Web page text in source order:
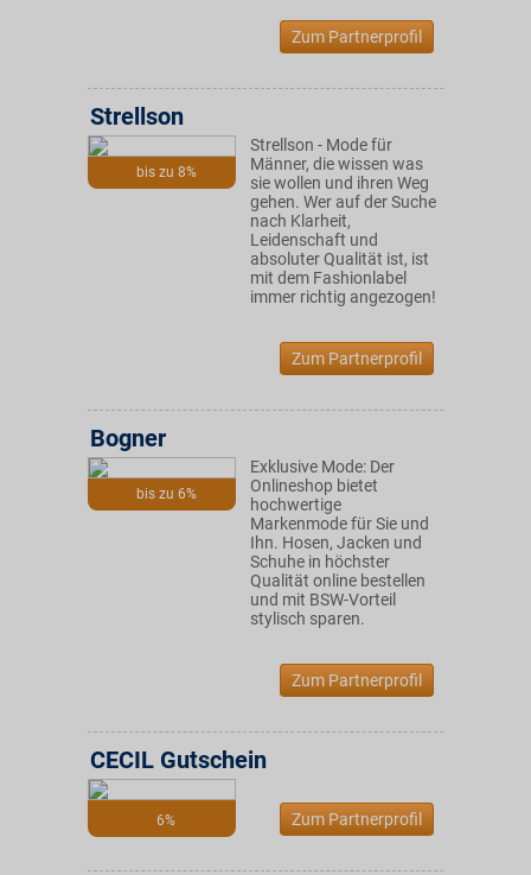
Zum Partnerprofil
bis zu 8%
Strellson
Strellson - Mode für
Männer, die wissen was
sie wollen und ihren Weg
gehen. Wer auf der Suche
nach Klarheit,
Leidenschaft und
absoluter Qualität ist, ist
mit dem Fashionlabel
immer richtig angezogen!
Zum Partnerprofil
bis zu 6%
Bogner
Exklusive Mode: Der
Onlineshop bietet
hochwertige
Markenmode für Sie und
Ihn. Hosen, Jacken und
Schuhe in höchster
Qualität online bestellen
und mit BSW-Vorteil
stylisch sparen.
Zum Partnerprofil
6%
CECIL Gutschein
Zum Partnerprofil